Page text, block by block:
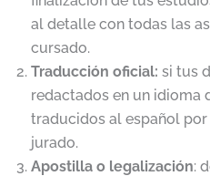
al detalle con todas las
cursado.
Traducción oficial: si tus
redactados en un idioma
traducidos al español
jurado.
Apostilla o legalización: